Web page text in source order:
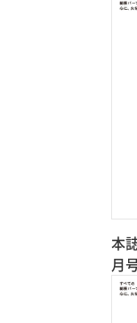
本
月